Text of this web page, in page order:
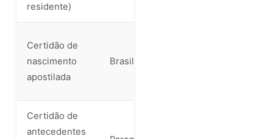
residente)
Certidão de
nascimento
apostilada
Brasil
Certidão de
antecedentes